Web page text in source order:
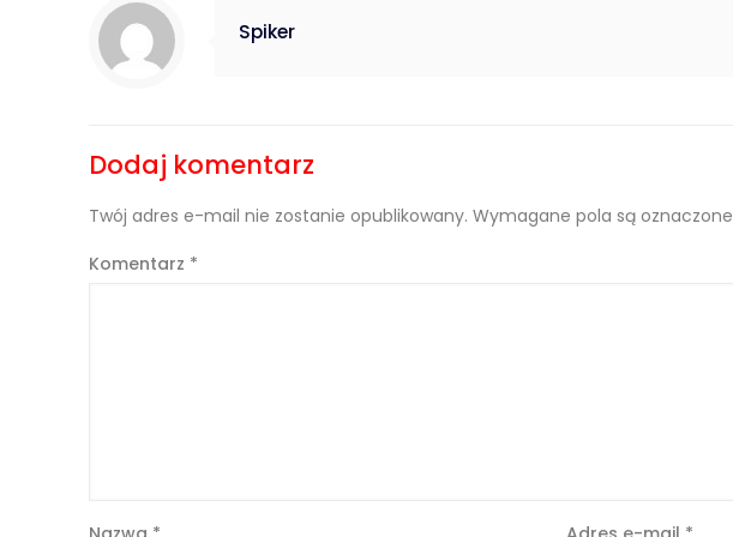
Spiker
Dodaj komentarz
Twój adres e-mail nie zostanie opublikowany. Wymagane pola są oznaczone
Komentarz *